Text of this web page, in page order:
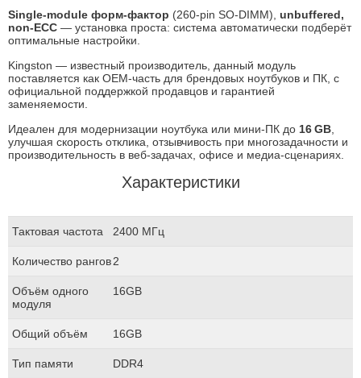
Single-module форм‑фактор (260‑pin SO‑DIMM), unbuffered,
non‑ECC — установка проста: система автоматически подберёт
оптимальные настройки.
Kingston — известный производитель, данный модуль
поставляется как OEM-часть для брендовых ноутбуков и ПК, с
официальной поддержкой продавцов и гарантией
заменяемости.
Идеален для модернизации ноутбука или мини-ПК до 16 GB
улучшая скорость отклика, отзывчивость при многозадачности и
производительность в веб‑задачах, офисе и медиа-сценариях.
Характеристики
Тактовая частота 2400 МГц
Количество рангов2
Объём одного
модуля
16GB
Общий объём 16GB
Тип памяти DDR4